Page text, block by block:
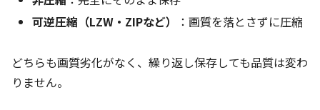
可逆圧縮（LZW・ZIPなど）
：画質を落とさずに圧縮
どちらも画質劣化がなく、繰り返し保存しても品質は変わ
りません。